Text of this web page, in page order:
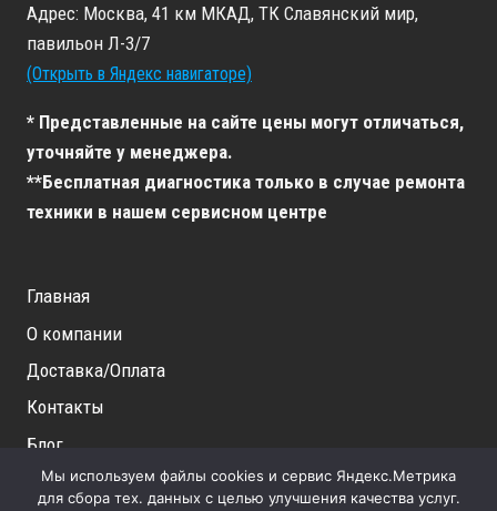
Адрес: Москва, 41 км МКАД, ТК Славянский мир,
павильон Л-3/7
(Открыть в Яндекс навигаторе)
* Представленные на сайте цены могут отличаться,
уточняйте у менеджера.
**Бесплатная диагностика только в случае ремонта
техники в нашем сервисном центре
Главная
О компании
Доставка/Оплата
Контакты
Блог
Вакансии
Мы используем файлы cookies и сервис Яндекс.Метрика
для сбора тех. данных с целью улучшения качества услуг.